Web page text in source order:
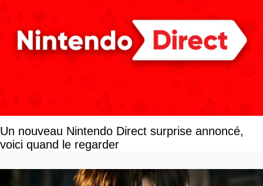
Un nouveau Nintendo Direct surprise annoncé,
voici quand le regarder